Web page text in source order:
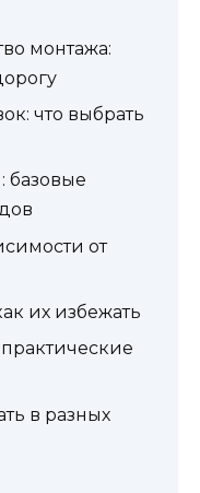
монтажа:
что выбрать
базовые
от
их избежать
практические
в разных